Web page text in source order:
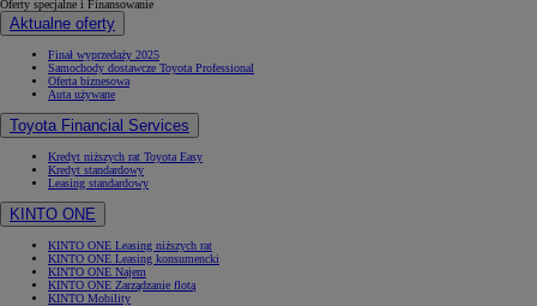
Oferty specjalne i Finansowanie
Aktualne oferty
Finał wyprzedaży 2025
Samochody dostawcze Toyota Professional
Oferta biznesowa
Auta używane
Toyota Financial Services
Kredyt niższych rat Toyota Easy
Kredyt standardowy
Leasing standardowy
KINTO ONE
KINTO ONE Leasing niższych rat
KINTO ONE Leasing konsumencki
KINTO ONE Najem
KINTO ONE Zarządzanie flotą
KINTO Mobility